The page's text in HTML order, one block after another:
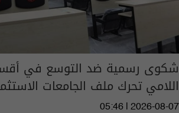
شكوى رسمية ضد التوسع في
اللامي تحرك ملف الجامعات
05:46 | 2026-08-07